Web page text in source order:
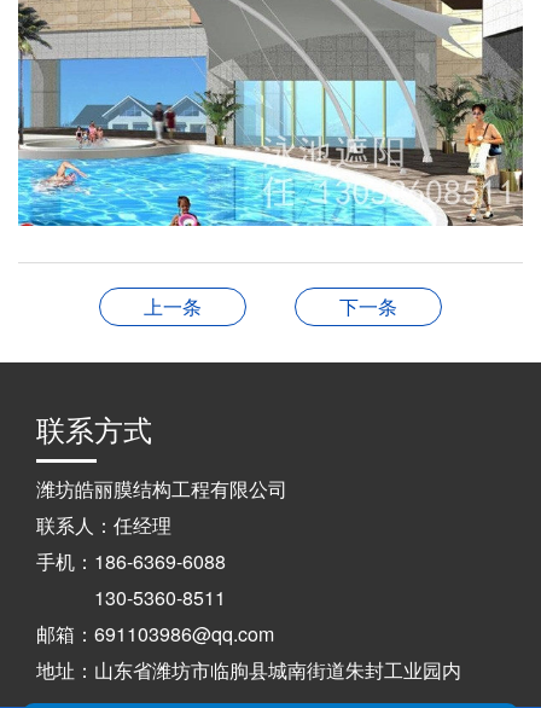
上一条 下一条
联系方式
潍坊皓丽膜结构工程有限公司
联系人：任经理
手机：186-6369-6088
130-5360-8511
邮箱：691103986@qq.com
地址：山东省潍坊市临朐县城南街道朱封工业园内